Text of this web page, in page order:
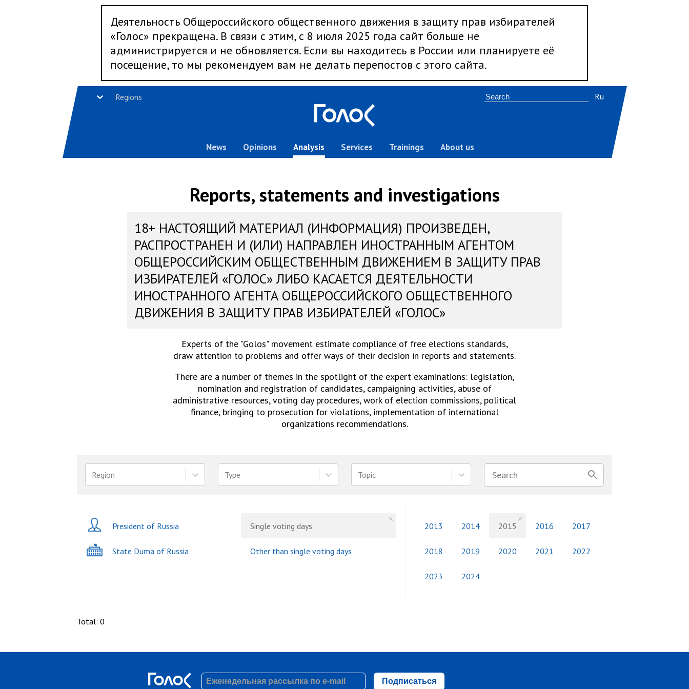
Деятельность Общероссийского общественного движения в защиту прав избирателей
«Голос» прекращена. В связи с этим, с 8 июля 2025 года сайт больше не
администрируется и не обновляется. Если вы находитесь в России или планируете её
посещение, то мы рекомендуем вам не делать перепостов с этого сайта.
Regions
News Opinions Analysis Services Trainings About us
Ru
Reports, statements and investigations
18+ НАСТОЯЩИЙ МАТЕРИАЛ (ИНФОРМАЦИЯ) ПРОИЗВЕДЕН,
РАСПРОСТРАНЕН И (ИЛИ) НАПРАВЛЕН ИНОСТРАННЫМ АГЕНТОМ
ОБЩЕРОССИЙСКИМ ОБЩЕСТВЕННЫМ ДВИЖЕНИЕМ В ЗАЩИТУ ПРАВ
ИЗБИРАТЕЛЕЙ «ГОЛОС» ЛИБО КАСАЕТСЯ ДЕЯТЕЛЬНОСТИ
ИНОСТРАННОГО АГЕНТА ОБЩЕРОССИЙСКОГО ОБЩЕСТВЕННОГО
ДВИЖЕНИЯ В ЗАЩИТУ ПРАВ ИЗБИРАТЕЛЕЙ «ГОЛОС»
Experts of the "Golos" movement estimate compliance of free elections standards,
draw attention to problems and offer ways of their decision in reports and statements.
There are a number of themes in the spotlight of the expert examinations: legislation,
nomination and registration of candidates, campaigning activities, abuse of
administrative resources, voting day procedures, work of election commissions, political
finance, bringing to prosecution for violations, implementation of international
organizations recommendations.
Region Type Topic
President of Russia
State Duma of Russia
Single voting days
Other than single voting days
2013 2014 2015 2016 2017
2018 2019 2020 2021 2022
2023 2024
Total: 0
Подписаться